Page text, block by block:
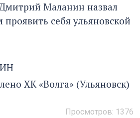
Маланин назвал
себя ульяновской
ХК «Волга» (Ульяновск)
Просмотров: 1376